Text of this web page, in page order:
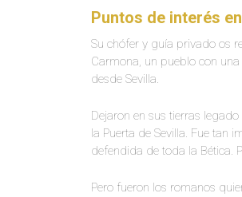
Puntos de interés
Su chófer y guía privado os
Carmona, un pueblo con
desde Sevilla.
Dejaron en sus tierras
la Puerta de Sevilla. Fue tan
defendida de toda la Bética.
Pero fueron los romanos